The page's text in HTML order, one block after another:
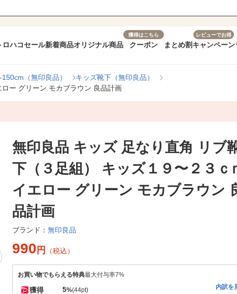
ロハコセール新着商品オリジナル商品
獲得はこちら
クーポン まとめ割
レビューでお得
キャンペーン
（無印良品）
キッズ靴下（無印良品）
ー グリーン モカブラウン 良品計画
無印良品 キッズ 足なり直角 リブ
下（３足組） キッズ１９〜２３ｃ
イエロー グリーン モカブラウン
品計画
ブランド： 無印良品
990 円 （税込）
お買い物でもらえる特典最大付与率7%
獲得 5%(44pt) 内訳を